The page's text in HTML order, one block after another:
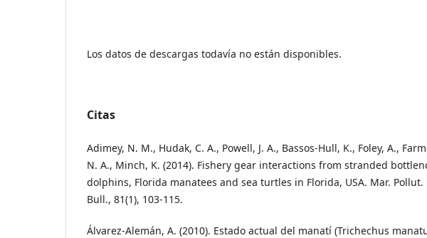
Los datos de descargas todavía no están disponibles.
Citas
Adimey, N. M., Hudak, C. A., Powell, J. A., Bassos-Hull, K., Foley, A.,
N. A., Minch, K. (2014). Fishery gear interactions from stranded
dolphins, Florida manatees and sea turtles in Florida, USA. Mar. Pollut.
Bull., 81(1), 103-115.
Álvarez-Alemán, A. (2010). Estado actual del manatí (Trichechus